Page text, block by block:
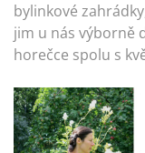
bylinkové
jim u nás výborně
horečce spolu s